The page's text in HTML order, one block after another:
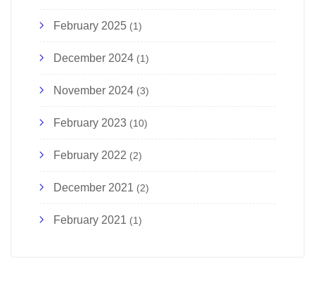
February 2025 (1)
December 2024 (1)
November 2024 (3)
February 2023 (10)
February 2022 (2)
December 2021 (2)
February 2021 (1)